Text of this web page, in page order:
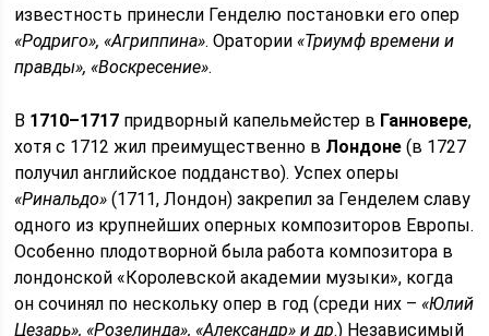
известность принесли Генделю постановки его опер
«Родриго», «Агриппина». Оратории«Триумф времени и
правды», «Воскресение».
В 1710–1717 придворный капельмейстер в Ганновере,
хотя с 1712 жил преимущественно в Лондоне (в 1727
получил английское подданство). Успех оперы
«Ринальдо» (1711, Лондон) закрепил за Генделем славу
одного из крупнейших оперных композиторов Европы.
Особенно плодотворной была работа композитора в
лондонской «Королевской академии музыки», когда
он сочинял по нескольку опер в год (среди них –«Юлий
Цезарь», «Розелинда», «Александр» и др.) Независимый